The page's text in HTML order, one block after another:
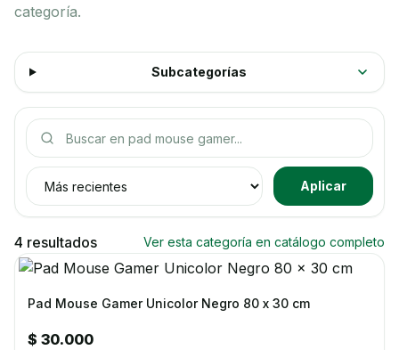
categoría.
Subcategorías
Buscar productos
Ordenar productos
Aplicar
4 resultados Ver esta categoría en catálogo completo
Pad Mouse Gamer Unicolor Negro 80 x 30 cm
$ 30.000